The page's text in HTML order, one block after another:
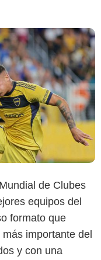
de Clubes
equipos del
formato que
importante del
y con una